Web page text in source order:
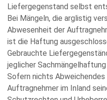
Liefergegenstand selbst
Bei Mängeln, die arglistig
Abwesenheit der
ist die Haftung
Gebrauchte
jeglicher
Sofern nichts
Auftragnehmer im Inland